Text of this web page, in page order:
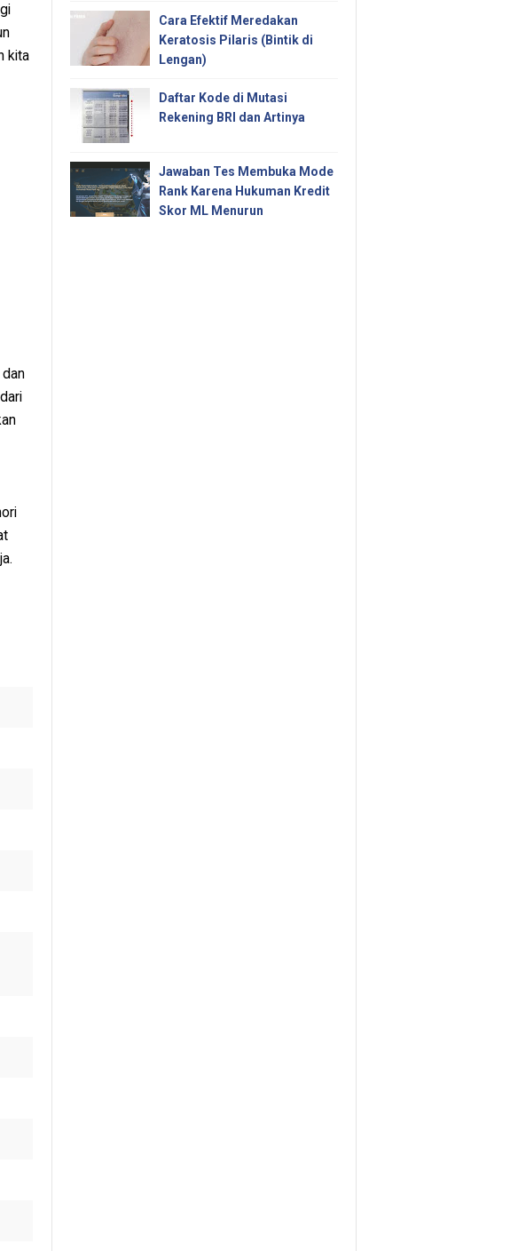
kita
Cara Efektif Meredakan
Keratosis Pilaris (Bintik di
Lengan)
Daftar Kode di Mutasi
Rekening BRI dan Artinya
Jawaban Tes Membuka Mode
Rank Karena Hukuman Kredit
Skor ML Menurun